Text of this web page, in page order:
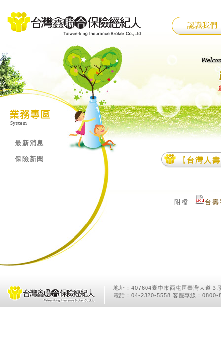
認識我們
最新消息
保險新聞 【台灣人
附檔: 台
地址：407604臺中市西屯區臺灣大道３
電話：04-2320-5558 客服專線：